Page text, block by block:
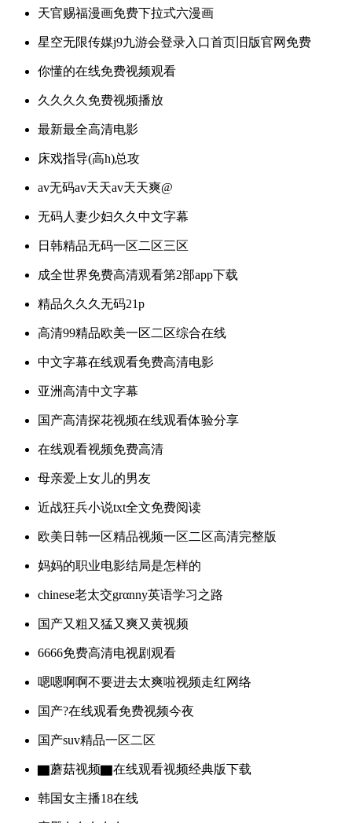
天官赐福漫画免费下拉式六漫画
星空无限传媒j9九游会登录入口首页旧版官网免费
你懂的在线免费视频观看
久久久久免费视频播放
最新最全高清电影
床戏指导(高h)总攻
av无码av天天av天天爽@
无码人妻少妇久久中文字幕
日韩精品无码一区二区三区
成全世界免费高清观看第2部app下载
精品久久久无码21p
高清99精品欧美一区二区综合在线
中文字幕在线观看免费高清电影
亚洲高清中文字幕
国产高清探花视频在线观看体验分享
在线观看视频免费高清
母亲爱上女儿的男友
近战狂兵小说txt全文免费阅读
欧美日韩一区精品视频一区二区高清完整版
妈妈的职业电影结局是怎样的
chinese老太交grαnny英语学习之路
国产又粗又猛又爽又黄视频
6666免费高清电视剧观看
嗯嗯啊啊不要进去太爽啦视频走红网络
国产?在线观看免费视频今夜
国产suv精品一区二区
▇蘑菇视频▇在线观看视频经典版下载
韩国女主播18在线